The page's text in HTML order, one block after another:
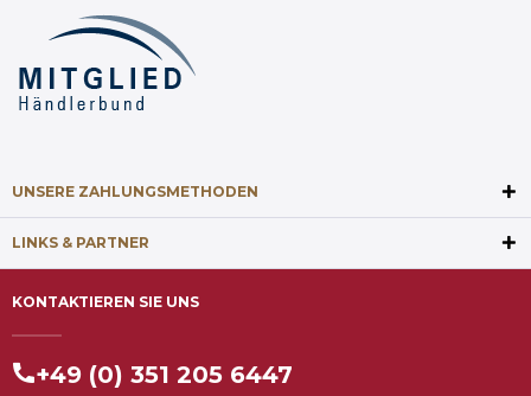
UNSERE ZAHLUNGSMETHODEN
LINKS & PARTNER
KONTAKTIEREN SIE UNS
+49 (0) 351 205 6447